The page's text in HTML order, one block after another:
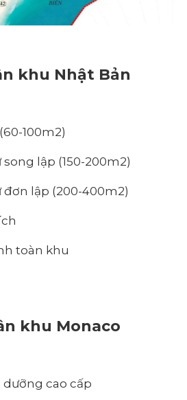
khu Nhật Bản
100m2)
lập (150-200m2)
lập (200-400m2)
toàn khu
khu Monaco
cao cấp